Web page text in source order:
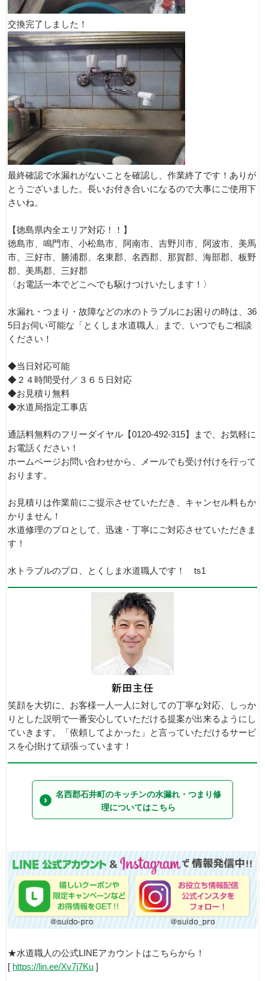
交換完了しました！
最終確認で水漏れがないことを確認し、作業終了です！ありが
とうございました。長いお付き合いになるので大事にご使用下
さいね。
【徳島県内全エリア対応！！】
徳島市、鳴門市、小松島市、阿南市、吉野川市、阿波市、美馬
市、三好市、勝浦郡、名東郡、名西郡、那賀郡、海部郡、板野
郡、美馬郡、三好郡
〈お電話一本でどこへでも駆けつけいたします！〉
水漏れ・つまり・故障などの水のトラブルにお困りの時は、36
5日お伺い可能な「とくしま水道職人」まで、いつでもご相談
ください！
◆当日対応可能
◆２４時間受付／３６５日対応
◆お見積り無料
◆水道局指定工事店
通話料無料のフリーダイヤル【0120-492-315】まで、お気軽に
お電話ください！
ホームページお問い合わせから、メールでも受け付けを行って
おります。
お見積りは作業前にご提示させていただき、キャンセル料もか
かりません！
水道修理のプロとして、迅速・丁寧にご対応させていただきま
す！
水トラブルのプロ、とくしま水道職人です！ ts1
笑顔を大切に、お客様一人一人に対しての丁寧な対応、しっか
りとした説明で一番安心していただける提案が出来るようにし
ていきます。「依頼してよかった」と言っていただけるサービ
スを心掛けて頑張っています！
名西郡石井町のキッチンの水漏れ・つまり修
理についてはこちら
★水道職人の公式LINEアカウントはこちらから！
[ https://lin.ee/Xv7j7Ku ]